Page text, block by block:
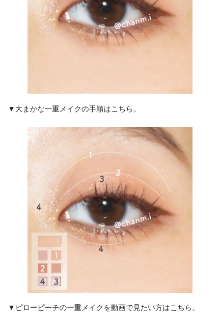
▼大まかな一重メイクの手順はこちら。
▼ピローピーチの一重メイクを動画で見たい方はこちら。